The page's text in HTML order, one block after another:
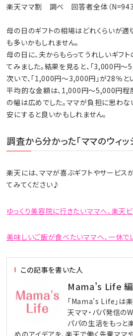
楽天ママ割 調べ 回答者全体（N=943
母の日のギフトの相場はどれくらいが適
も多いかもしれません。
母の日に、夫からもらってうれしいギフ
てみました。結果を見ると、「3,000円～
次いで、「1,000円～3,000円」が28％と
平均的な金額は、1,000円～5,000円程
の幅は広めでした。ママが負担に思わ
安にすると良いかもしれません。
調査から分かった「ママのウィッ
楽天には、ママが喜ぶギフトやサービス
てみてください♪
ゆっくり美容院に行きたいママへ、楽天
美味しいご飯が食べたいママへ、一休で
この記事を書いた人
Mama's Life
「Mama's Life」は
天ママ・パパ発信の
パパの生活をもっと
めのアイデアを、楽天で働く先輩マ